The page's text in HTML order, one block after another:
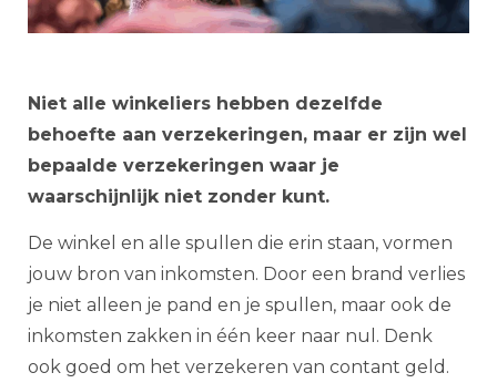
Niet alle winkeliers hebben dezelfde
behoefte aan verzekeringen, maar er zijn wel
bepaalde verzekeringen waar je
waarschijnlijk niet zonder kunt.
De winkel en alle spullen die erin staan, vormen
jouw bron van inkomsten. Door een brand verlies
je niet alleen je pand en je spullen, maar ook de
inkomsten zakken in één keer naar nul. Denk
ook goed om het verzekeren van contant geld.